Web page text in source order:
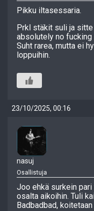
Pikku iltasessaria.
Prkl stäkit suli ja
absolutely no fucking
Suht rarea, mutta ei
loppuihin.
23/10/2025, 00:16
nasuj
Osallistuja
Joo ehkä surkein
osalta aikoihin. Tuli
Badbadbad,